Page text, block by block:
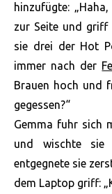
hinzufügte:
zur Seite und griff
sie drei der Hot
immer nach der
Brauen hoch und
gegessen?“
Gemma fuhr sich
und wischte sie
entgegnete sie
dem Laptop griff: